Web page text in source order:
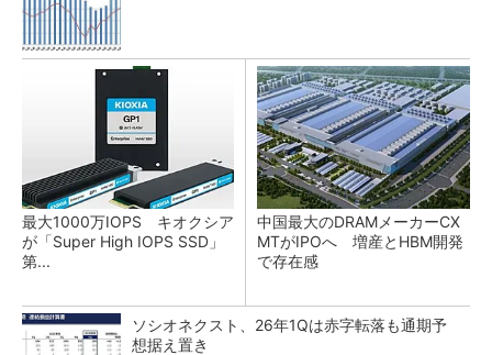
最大1000万IOPS キオクシア
が「Super High IOPS SSD」
第...
中国最大のDRAMメーカーCX
MTがIPOへ 増産とHBM開発
で存在感
ソシオネクスト、26年1Qは赤字転落も通期予
想据え置き